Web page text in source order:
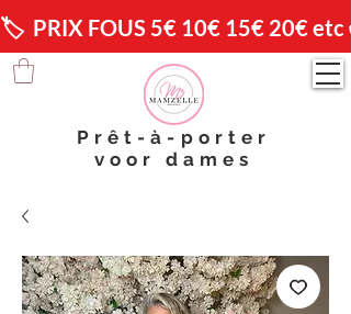
🏷️  PRIX FOUS 5€ 10€ 15€ 20€ etc
Prêt-à-porter
voor dames